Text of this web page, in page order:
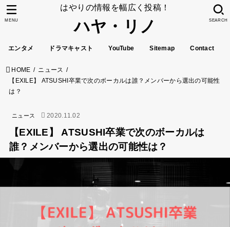
はやりの情報を幅広く投稿！
ハヤ・リノ
エンタメ ドラマキャスト YouTube Sitemap Contact
SEARCH
MENU
HOME
ニュース
【EXILE】 ATSUSHI卒業で次のボーカルは誰？メンバーから選出の可能性
は？
ニュース 2020.11.02
【EXILE】 ATSUSHI卒業で次のボーカルは
誰？メンバーから選出の可能性は？